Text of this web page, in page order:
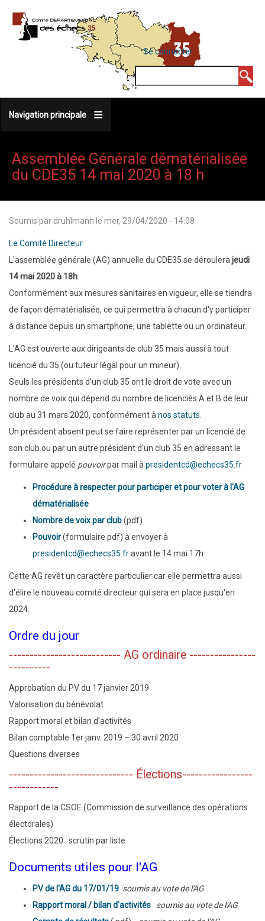
contenu
MENU
DU
COMPTE
DE
Se connecter
Navigation principale
Assemblée Générale dématérialisée
du CDE35 14 mai 2020 à 18 h
Soumis par druhlmann le mer, 29/04/2020 - 14:08
Le Comité Directeur
L'assemblée générale (AG) annuelle du CDE35 se déroulera jeudi
14 mai 2020 à 18h
Conformément aux mesures sanitaires en vigueur, elle se tiendra
de façon dématérialisée, ce qui permettra à chacun d'y participer
à distance depuis un smartphone, une tablette ou un ordinateur.
L'AG est ouverte aux dirigeants de club 35 mais aussi à tout
licencié du 35 (ou tuteur légal pour un mineur).
Seuls les présidents d'un club 35 ont le droit de vote avec un
nombre de voix qui dépend du nombre de licenciés A et B de leur
club au 31 mars 2020, conformément à nos statuts
Un président absent peut se faire représenter par un licencié de
son club ou par un autre président d'un club 35 en adressant le
formulaire appelé pouvoirpar mail à presidentcd@echecs35.fr
Procédure à respecter pour participer et pour voter à l'AG
dématérialisée
Nombre de voix par club(pdf)
Pouvoir(formulaire pdf) à envoyer à
presidentcd@echecs35.fravant le 14 mai 17h
Cette AG revêt un caractère particulier car elle permettra aussi
d'élire le nouveau comité directeur qui sera en place jusqu'en
2024.
Ordre du jour
--------------------------- AG ordinaire ----------------
----------
Approbation du PV du 17 janvier 2019
Valorisation du bénévolat
Rapport moral et bilan d’activités
Bilan comptable 1er janv. 2019 – 30 avril 2020
Questions diverses
------------------------------ Élections-----------------
------------
Rapport de la CSOE (Commission de surveillance des opérations
électorales)
Élections 2020 : scrutin par liste
Documents utiles pour l'AG
PV de l'AG du 17/01/19 soumis au vote de l'AG
Rapport moral / bilan d'activités
soumis au vote de l'AG